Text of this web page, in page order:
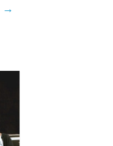
→